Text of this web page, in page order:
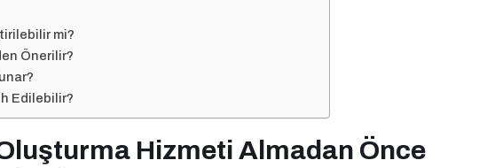
mi?
Önerilir?
Edilebilir?
Hizmeti Almadan Önce